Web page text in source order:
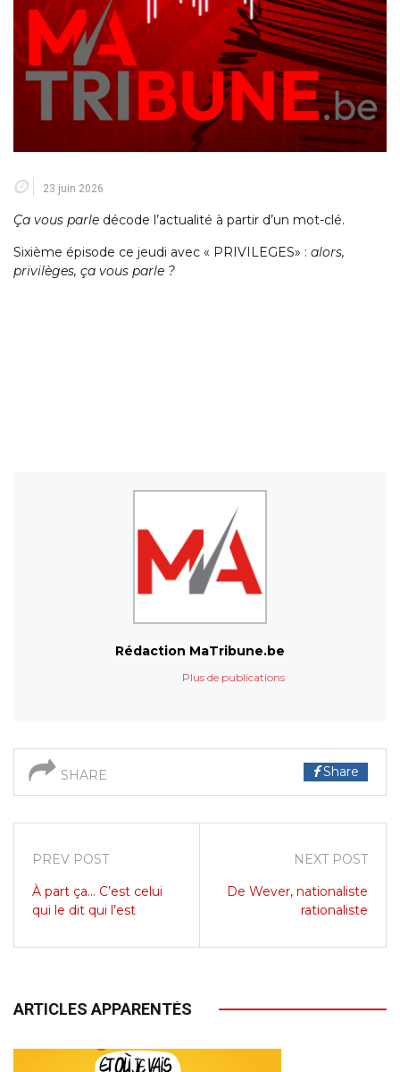
23 juin 2026
Ça vous parle décode l’actualité à partir d’un mot-clé.
Sixième épisode ce jeudi avec « PRIVILEGES» : alors,
privilèges, ça vous parle ?
Rédaction MaTribune.be
Plus de publications
SHARE Share
PREV POST
À part ça… C’est celui
qui le dit qui l’est
NEXT POST
De Wever, nationaliste
rationaliste
ARTICLES APPARENTÉS